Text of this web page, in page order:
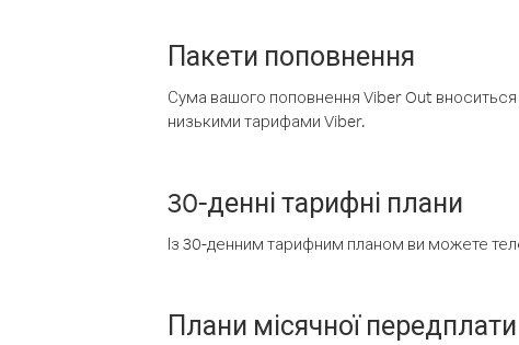
Пакети поповнення
Сума вашого поповнення Viber Out вноситься
низькими тарифами Viber.
30-денні тарифні плани
Із 30-денним тарифним планом ви можете
Плани місячної передплати